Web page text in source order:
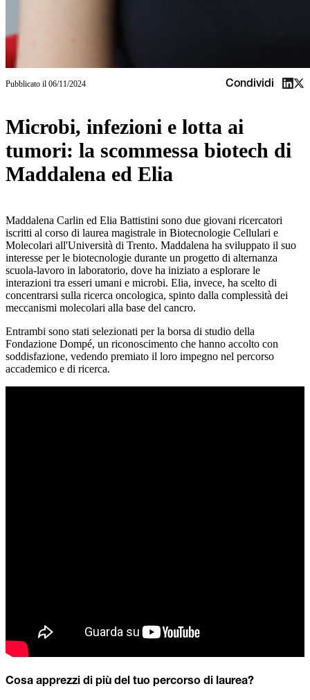
Pubblicato il 06/11/2024 Condividi
Microbi, infezioni e lotta ai
tumori: la scommessa biotech di
Maddalena ed Elia
Maddalena Carlin ed Elia Battistini sono due giovani ricercatori
iscritti al corso di laurea magistrale in Biotecnologie Cellulari e
Molecolari all'Università di Trento. Maddalena ha sviluppato il suo
interesse per le biotecnologie durante un progetto di alternanza
scuola-lavoro in laboratorio, dove ha iniziato a esplorare le
interazioni tra esseri umani e microbi. Elia, invece, ha scelto di
concentrarsi sulla ricerca oncologica, spinto dalla complessità dei
meccanismi molecolari alla base del cancro.
Entrambi sono stati selezionati per la borsa di studio della
Fondazione Dompé, un riconoscimento che hanno accolto con
soddisfazione, vedendo premiato il loro impegno nel percorso
accademico e di ricerca.
Cosa apprezzi di più del tuo percorso di laurea?